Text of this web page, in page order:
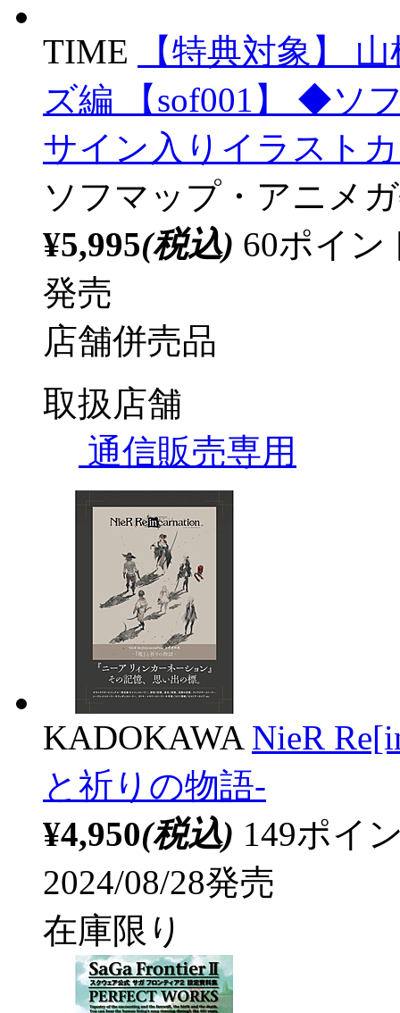
TIME
【特典対象】
ズ編 【sof001】 ◆ソ
サイン入りイラスト
ソフマップ・アニメ
¥5,995(税込) 60ポイ
発売
店舗併売品
取扱店舗
通信販売専用
KADOKAWA NieR
と祈りの物語-
¥4,950(税込) 149ポイ
2024/08/28発売
在庫限り